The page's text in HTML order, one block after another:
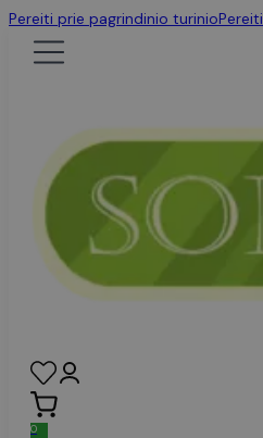
Pereiti prie pagrindinio turinio
0